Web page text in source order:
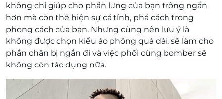
không chỉ giúp cho phần lưng của bạn trông ngắn
hơn mà còn thể hiện sự cá tính, phá cách trong
phong cách của bạn. Nhưng cũng nên lưu ý là
không được chọn kiểu áo phông quá dài, sẽ làm cho
phần chân bị ngắn đi và việc phối cùng bomber sẽ
không còn tác dụng nữa.